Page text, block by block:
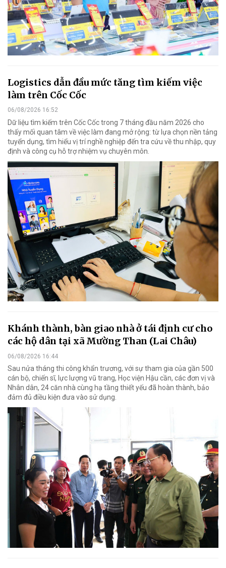
Logistics dẫn đầu mức tăng tìm kiếm việc
làm trên Cốc Cốc
06/08/2026 16:52
Dữ liệu tìm kiếm trên Cốc Cốc trong 7 tháng đầu năm 2026 cho
thấy mối quan tâm về việc làm đang mở rộng: từ lựa chọn nền tảng
tuyển dụng, tìm hiểu vị trí nghề nghiệp đến tra cứu về thu nhập, quy
định và công cụ hỗ trợ nhiệm vụ chuyên môn.
Khánh thành, bàn giao nhà ở tái định cư cho
các hộ dân tại xã Mường Than (Lai Châu)
06/08/2026 16:44
Sau nửa tháng thi công khẩn trương, với sự tham gia của gần 500
cán bộ, chiến sĩ, lực lượng vũ trang, Học viện Hậu cần, các đơn vị và
Nhân dân, 24 căn nhà cùng hạ tầng thiết yếu đã hoàn thành, bảo
đảm đủ điều kiện đưa vào sử dụng.